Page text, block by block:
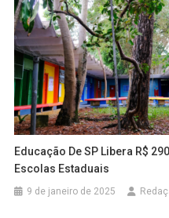
Educação De SP Libera R$
Escolas Estaduais
9 de janeiro de 2025